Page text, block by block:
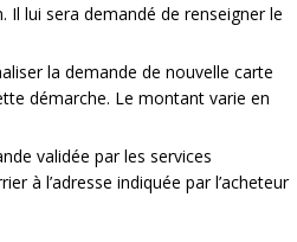
Il lui sera demandé de renseigner le
la demande de nouvelle carte
démarche. Le montant varie en
validée par les services
à l’adresse indiquée par l’acheteur